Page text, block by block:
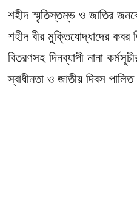
শহীদ স্মৃতিস্তম্ভ ও জাতির
শহীদ বীর মুক্তিযোদ্ধাদের কবর
বিতরণসহ দিনব্যাপী নানা
স্বাধীনতা ও জাতীয় দিবস